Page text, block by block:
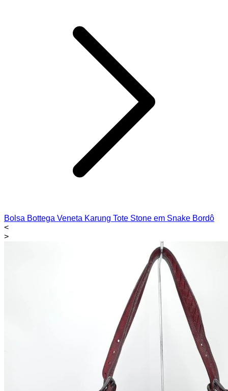
Bolsa Bottega Veneta Karung Tote Stone em Snake Bordô
<
>